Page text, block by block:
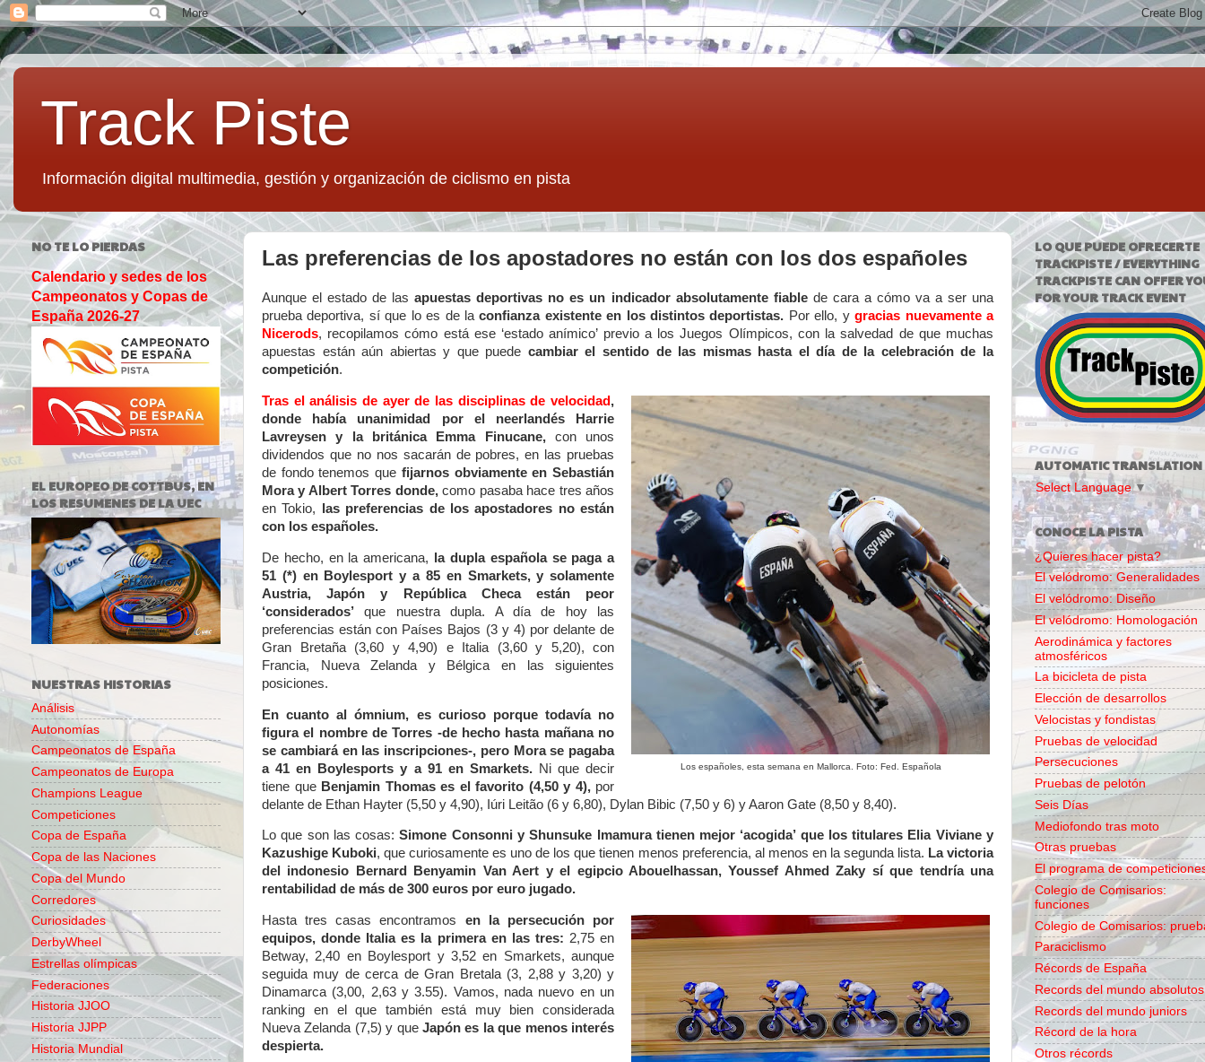
Track Piste
Información digital multimedia, gestión y organización de ciclismo en pista
Las preferencias de los apostadores no están con los dos españoles
Aunque el estado de lasapuestas deportivas no es un indicador absolutamente fiablede cara a cómo va a ser una
prueba deportiva, sí que lo es de laconfianza existente en los distintos deportistas. Por ello, ygracias nuevamente a
Nicerods, recopilamos cómo está ese ‘estado anímico’ previo a los Juegos Olímpicos, con la salvedad de que muchas
apuestas están aún abiertas y que puede cambiar el sentido de las mismas hasta el día de la celebración de la
competición.
Los españoles, esta semana en Mallorca. Foto: Fed. Española
Tras el análisis de ayer de las disciplinas de velocidad ,
donde había unanimidad por el neerlandés Harrie
Lavreysen y la británica Emma Finucane, con unos
dividendos que no nos sacarán de pobres,en las pruebas
de fondo tenemos que fijarnos obviamente en Sebastián
Mora y Albert Torres donde,como pasaba hace tres años
en Tokio,
las preferencias de los apostadores no están
con los españoles.
De hecho, en la americana,
la dupla española se paga a
51 (*) en Boylesport y a 85 en Smarkets, y solamente
Austria, Japón y República Checa están peor
‘considerados’ que nuestra dupla. A día de hoy las
preferencias están con Países Bajos (3 y 4) por delante de
Gran Bretaña (3,60 y 4,90) e Italia (3,60 y 5,20), con
Francia, Nueva Zelanda y Bélgica en las siguientes
posiciones.
En cuanto al ómnium, es curioso porque todavía no
figura el nombre de Torres -de hecho hasta mañana no
se cambiará en las inscripciones-, pero Mora se pagaba
a 41 en Boylesports y a 91 en Smarkets. Ni que decir
tiene que Benjamin Thomas es el favorito (4,50 y 4),por
delante de Ethan Hayter (5,50 y 4,90), Iúri Leitão (6 y 6,80), Dylan Bibic (7,50 y 6) y Aaron Gate (8,50 y 8,40).
Lo que son las cosas:Simone Consonni y Shunsuke Imamura tienen mejor ‘acogida’ que los titulares Elia Viviane y
Kazushige Kuboki, que curiosamente es uno de los que tienen menos preferencia, al menos en la segunda lista. La victoria
del indonesio Bernard Benyamin Van Aert y el egipcio Abouelhassan, Youssef Ahmed Zaky sí que tendría una
rentabilidad de más de 300 euros por euro jugado.
Hasta tres casas encontramos en la persecución por
equipos, donde Italia es la primera en las tres: 2,75 en
Betway, 2,40 en Boylesport y 3,52 en Smarkets, aunque
seguida muy de cerca de Gran Bretala (3, 2,88 y 3,20) y
Dinamarca (3,00, 2,63 y 3.55). Vamos, nada nuevo en un
ranking en el que también está muy bien considerada
Nueva Zelanda (7,5) y queJapón es la que menos interés
despierta.
NO TE LO PIERDAS
Calendario y sedes de los
Campeonatos y Copas de
España 2026-27
EL EUROPEO DE COTTBUS, EN
LOS RESUMENES DE LA UEC
NUESTRAS HISTORIAS
Análisis
Autonomías
Campeonatos de España
Campeonatos de Europa
Champions League
Competiciones
Copa de España
Copa de las Naciones
Copa del Mundo
Corredores
Curiosidades
DerbyWheel
Estrellas olímpicas
Federaciones
Historia JJOO
Historia JJPP
Historia Mundial
LO QUE PUEDE OFRECERTE
TRACKPISTE / EVERYTHING
TRACKPISTE CAN OFFER
FOR YOUR TRACK EVENT
AUTOMATIC TRANSLATION
Select Language ▼
CONOCE LA PISTA
¿Quieres hacer pista?
El velódromo: Generalidades
El velódromo: Diseño
El velódromo: Homologación
Aerodinámica y factores
atmosféricos
La bicicleta de pista
Elección de desarrollos
Velocistas y fondistas
Pruebas de velocidad
Persecuciones
Pruebas de pelotón
Seis Días
Mediofondo tras moto
Otras pruebas
El programa de
Colegio de Comisarios:
funciones
Colegio de Comisarios:
Paraciclismo
Récords de España
Records del mundo absolutos
Records del mundo juniors
Récord de la hora
Otros récords